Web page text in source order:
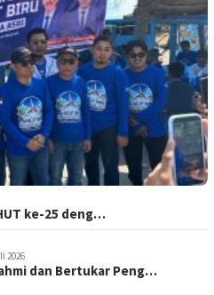
ke-25 deng…
2026
dan Bertukar Peng…